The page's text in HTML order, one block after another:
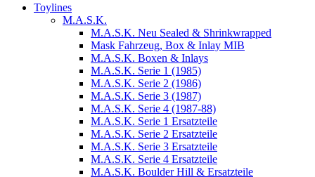
Toylines
M.A.S.K.
M.A.S.K. Neu Sealed & Shrinkwrapped
Mask Fahrzeug, Box & Inlay MIB
M.A.S.K. Boxen & Inlays
M.A.S.K. Serie 1 (1985)
M.A.S.K. Serie 2 (1986)
M.A.S.K. Serie 3 (1987)
M.A.S.K. Serie 4 (1987-88)
M.A.S.K. Serie 1 Ersatzteile
M.A.S.K. Serie 2 Ersatzteile
M.A.S.K. Serie 3 Ersatzteile
M.A.S.K. Serie 4 Ersatzteile
M.A.S.K. Boulder Hill & Ersatzteile